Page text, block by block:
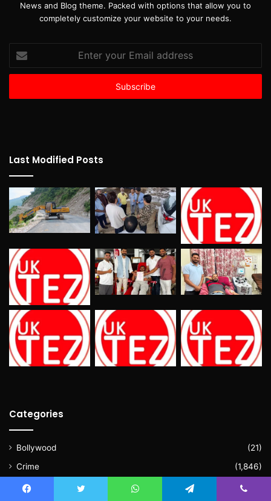
News and Blog theme. Packed with options that allow you to
completely customize your website to your needs.
your
Email
Last Modified Posts
Categories
Bollywood
(21)
Crime
(1,846)
Dehradun
(7,793)